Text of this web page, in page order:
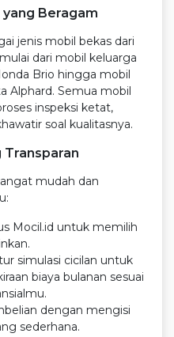
Beragam
jenis mobil bekas dari
dari mobil keluarga
Brio hingga mobil
Alphard. Semua mobil
inspeksi ketat,
soal kualitasnya.
Transparan
mudah dan
Mocil.id untuk memilih
simulasi cicilan untuk
biaya bulanan sesuai
dengan mengisi
sederhana.